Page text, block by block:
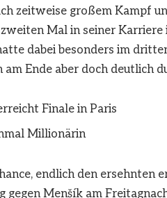
zeitweise großem Kampf
Mal in seiner Karriere
dabei besonders im
Ende aber doch deutlich
Finale in Paris
Millionärin
endlich den ersehnten
gegen Menšík am